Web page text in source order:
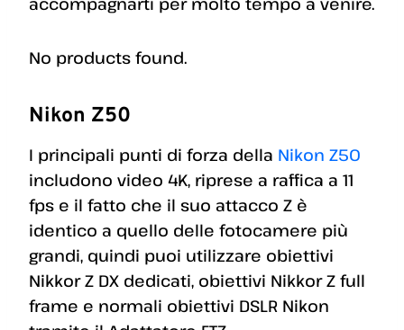
No products found.
Nikon Z50
I principali punti di forza della Nikon Z50
includono video 4K, riprese a raffica a 11
fps e il fatto che il suo attacco Z è
identico a quello delle fotocamere più
grandi, quindi puoi utilizzare obiettivi
Nikkor Z DX dedicati, obiettivi Nikkor Z full
frame e normali obiettivi DSLR Nikon